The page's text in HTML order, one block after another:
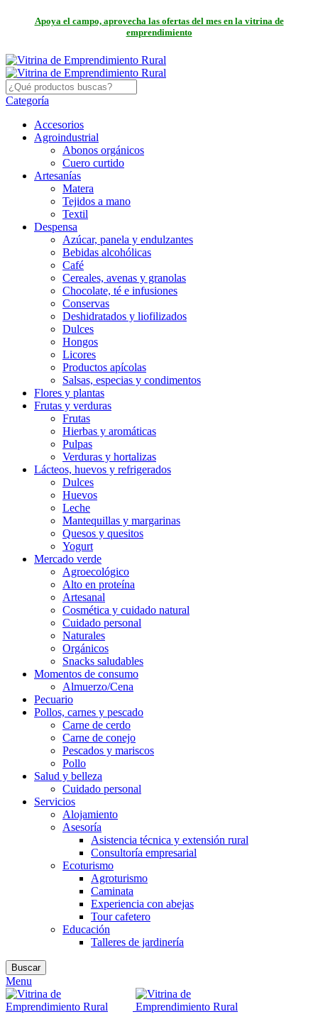
Apoya el campo, aprovecha las ofertas del mes en la vitrina de
emprendimiento
Categoría
Accesorios
Agroindustrial
Abonos orgánicos
Cuero curtido
Artesanías
Matera
Tejidos a mano
Textil
Despensa
Azúcar, panela y endulzantes
Bebidas alcohólicas
Café
Cereales, avenas y granolas
Chocolate, té e infusiones
Conservas
Deshidratados y liofilizados
Dulces
Hongos
Licores
Productos apícolas
Salsas, especias y condimentos
Flores y plantas
Frutas y verduras
Frutas
Hierbas y aromáticas
Pulpas
Verduras y hortalizas
Lácteos, huevos y refrigerados
Dulces
Huevos
Leche
Mantequillas y margarinas
Quesos y quesitos
Yogurt
Mercado verde
Agroecológico
Alto en proteína
Artesanal
Cosmética y cuidado natural
Cuidado personal
Naturales
Orgánicos
Snacks saludables
Momentos de consumo
Almuerzo/Cena
Pecuario
Pollos, carnes y pescado
Carne de cerdo
Carne de conejo
Pescados y mariscos
Pollo
Salud y belleza
Cuidado personal
Servicios
Alojamiento
Asesoría
Asistencia técnica y extensión rural
Consultoría empresarial
Ecoturismo
Agroturismo
Caminata
Experiencia con abejas
Tour cafetero
Educación
Talleres de jardinería
Buscar
Menu